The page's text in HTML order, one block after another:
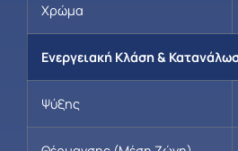
Χρώμα
Ενεργειακή Κλάση &
Ψύξης